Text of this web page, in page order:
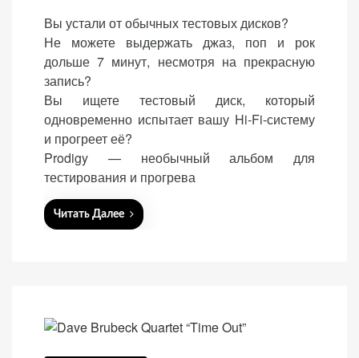
s
o
n
Вы устали от обычных тестовых дисков?
Не можете выдержать джаз, поп и рок
дольше 7 минут, несмотря на прекрасную
запись?
Вы ищете тестовый диск, который
одновременно испытает вашу Hi-Fi-систему
и прогреет её?
Prodigy — необычный альбом для
тестирования и прогрева
Читать Далее